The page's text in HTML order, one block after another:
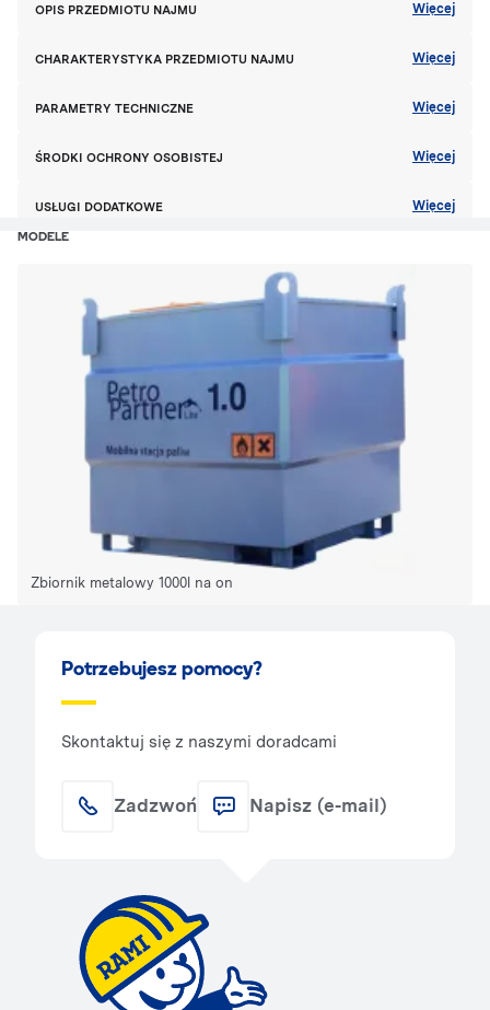
OPIS PRZEDMIOTU NAJMU Więcej
CHARAKTERYSTYKA PRZEDMIOTU NAJMU Więcej
PARAMETRY TECHNICZNE Więcej
ŚRODKI OCHRONY OSOBISTEJ Więcej
USŁUGI DODATKOWE Więcej
MODELE
Zbiornik metalowy 1000l na on
Potrzebujesz pomocy?
Skontaktuj się z naszymi doradcami
Zadzwoń Napisz (e-mail)